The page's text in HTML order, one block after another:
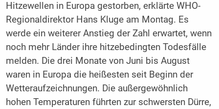
Hitzewellen in Europa gestorben, erklärte WHO-
Regionaldirektor Hans Kluge am Montag. Es
werde ein weiterer Anstieg der Zahl erwartet, wenn
noch mehr Länder ihre hitzebedingten Todesfälle
melden. Die drei Monate von Juni bis August
waren in Europa die heißesten seit Beginn der
Wetteraufzeichnungen. Die außergewöhnlich
hohen Temperaturen führten zur schwersten Dürre,